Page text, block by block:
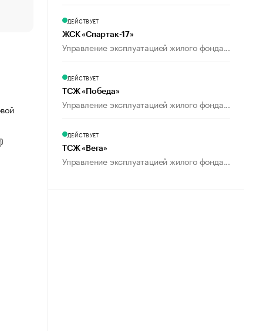
ДЕЙСТВУЕТ
ЖСК «Спартак-17»
Управление эксплуатацией жилого фонда...
ДЕЙСТВУЕТ
ТСЖ «Победа»
Управление эксплуатацией жилого фонда...
ДЕЙСТВУЕТ
ТСЖ «Вега»
Управление эксплуатацией жилого фонда...